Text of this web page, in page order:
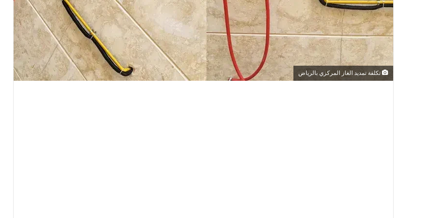
تكلفة تمديد الغاز المركزي بالرياض